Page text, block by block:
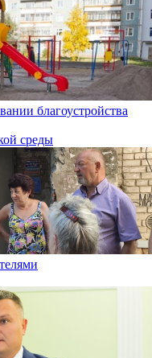
благоустройства
среды